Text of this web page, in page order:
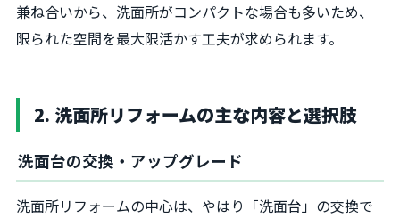
兼ね合いから、洗面所がコンパクトな場合も多いため、
限られた空間を最大限活かす工夫が求められます。
2. 洗面所リフォームの主な内容と選択肢
洗面台の交換・アップグレード
洗面所リフォームの中心は、やはり「洗面台」の交換で